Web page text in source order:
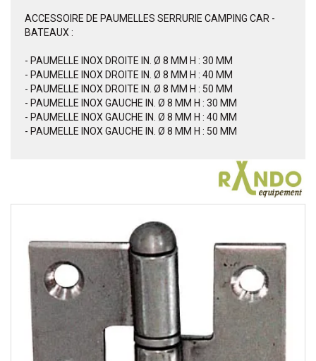
ACCESSOIRE DE PAUMELLES SERRURIE CAMPING CAR -
BATEAUX :
- PAUMELLE INOX DROITE IN. Ø 8 MM H : 30 MM
- PAUMELLE INOX DROITE IN. Ø 8 MM H : 40 MM
- PAUMELLE INOX DROITE IN. Ø 8 MM H : 50 MM
- PAUMELLE INOX GAUCHE IN. Ø 8 MM H : 30 MM
- PAUMELLE INOX GAUCHE IN. Ø 8 MM H : 40 MM
- PAUMELLE INOX GAUCHE IN. Ø 8 MM H : 50 MM